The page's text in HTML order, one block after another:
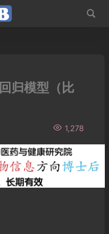
归模型（比
1,278